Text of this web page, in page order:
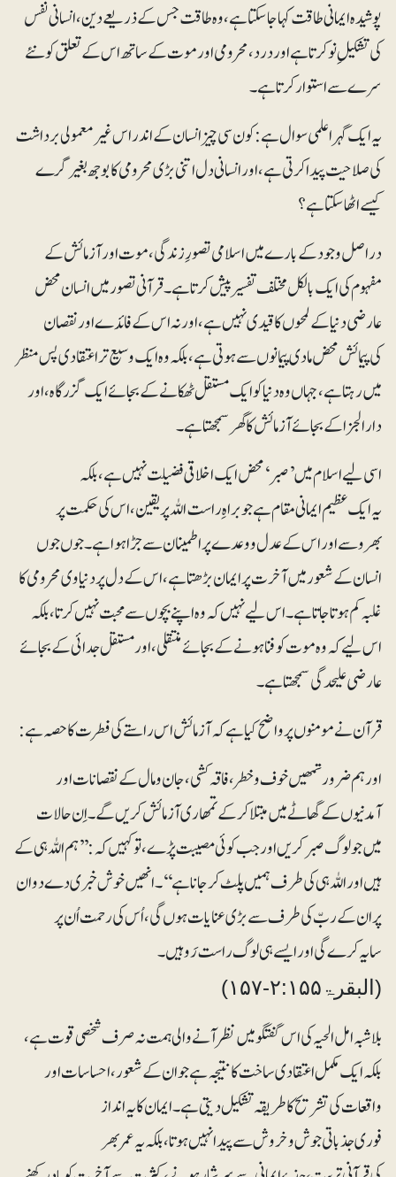
پوشیدہ ایمانی طاقت کہا جاسکتا ہے، وہ طاقت جس کے ذریعے دین، انسانی نفس
کی تشکیلِ نو کرتا ہے اور درد، محرومی اور موت کے ساتھ اس کے تعلق کو نئے
سرے سے استوار کرتا ہے۔
یہ ایک گہرا علمی سوال ہے:کون سی چیز انسان کے اندر اس غیر معمولی برداشت
کی صلاحیت پیدا کرتی ہے،اور انسانی دل اتنی بڑی محرومی کا بوجھ بغیر گرے
کیسے اٹھا سکتا ہے؟
دراصل وجود کے بارے میں اسلامی تصورِ زندگی، موت اور آزمائش کے
مفہوم کی ایک بالکل مختلف تفسیر پیش کرتا ہے۔ قرآنی تصور میں انسان محض
عارضی دنیا کے لمحوں کا قیدی نہیں ہے، اور نہ اس کے فائدے اور نقصان
کی پیمائش محض مادی پیمانوں سے ہوتی ہے، بلکہ وہ ایک وسیع تر اعتقادی پس منظر
میں رہتا ہے، جہاں وہ دنیا کو ایک مستقل ٹھکانے کے بجائے ایک گزرگاہ، اور
دارالجزا کے بجائے آزمائش کا گھر سمجھتا ہے۔
اسی لیے اسلام میں ’صبر‘ محض ایک اخلاقی فضیلت نہیں ہے، بلکہ
یہ ایک عظیم ایمانی مقام ہے جو براہِ راست اللہ پر یقین، اس کی حکمت پر
بھروسے اور اس کے عدل و وعدے پر اطمینان سے جڑا ہوا ہے۔ جوں جوں
انسان کے شعور میں آخرت پر ایمان بڑھتا ہے، اس کے دل پر دنیاوی محرومی کا
غلبہ کم ہوتا جاتا ہے۔ اس لیے نہیں کہ وہ اپنے بچوں سے محبت نہیں کرتا، بلکہ
اس لیے کہ وہ موت کو فنا ہونے کے بجائے منتقلی، اور مستقل جدائی کے بجائے
عارضی علیحدگی سمجھتا ہے۔
قرآن نے مومنوں پر واضح کیا ہے کہ آزمائش اس راستے کی فطرت کا حصہ ہے:
اور ہم ضرور تمھیں خوف و خطر، فاقہ کشی، جان و مال کے نقصانات اور
آمدنیوں کے گھاٹے میں مبتلا کر کے تمھاری آزمائش کریں گے۔ اِن حالات
میں جو لوگ صبر کریں اور جب کوئی مصیبت پڑے، تو کہیں کہ: ’’ہم اللہ ہی کے
ہیں اور اللہ ہی کی طرف ہمیں پلٹ کر جانا ہے‘‘۔ انھیں خوش خبری دے دو ان
پر ان کے ربّ کی طرف سے بڑی عنایات ہوں گی، اُس کی رحمت اُن پر
سایہ کرے گی اور ایسے ہی لوگ راست رَو ہیں۔
(البقرۃ۲:۱۵۵-۱۵۷)
بلاشبہ امل الحیہ کی اس گفتگو میں نظر آنے والی ہمت نہ صرف شخصی قوت ہے،
بلکہ ایک مکمل اعتقادی ساخت کا نتیجہ ہے جو ان کے شعور، احساسات اور
واقعات کی تشریح کا طریقہ تشکیل دیتی ہے۔ ایمان کا یہ انداز
فوری جذباتی جوش و خروش سے پیدا نہیں ہوتا، بلکہ یہ عمر بھر